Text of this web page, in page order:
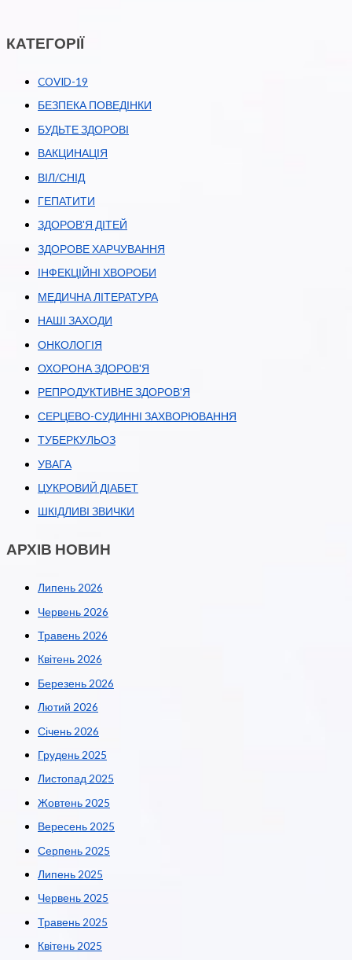
COVID
Дніпропетровщині
серпня
КАТЕГОРІЇ
COVID-19
БЕЗПЕКА ПОВЕДІНКИ
БУДЬТЕ ЗДОРОВІ
ВАКЦИНАЦІЯ
ВІЛ/СНІД
ГЕПАТИТИ
ЗДОРОВ'Я ДІТЕЙ
ЗДОРОВЕ ХАРЧУВАННЯ
ІНФЕКЦІЙНІ ХВОРОБИ
МЕДИЧНА ЛІТЕРАТУРА
НАШІ ЗАХОДИ
ОНКОЛОГІЯ
ОХОРОНА ЗДОРОВ'Я
РЕПРОДУКТИВНЕ ЗДОРОВ'Я
СЕРЦЕВО-СУДИННІ ЗАХВОРЮВАННЯ
ТУБЕРКУЛЬОЗ
УВАГА
ЦУКРОВИЙ ДІАБЕТ
ШКІДЛИВІ ЗВИЧКИ
АРХІВ НОВИН
Липень 2026
Червень 2026
Травень 2026
Квітень 2026
Березень 2026
Лютий 2026
Січень 2026
Грудень 2025
Листопад 2025
Жовтень 2025
Вересень 2025
Серпень 2025
Липень 2025
Червень 2025
Травень 2025
Квітень 2025